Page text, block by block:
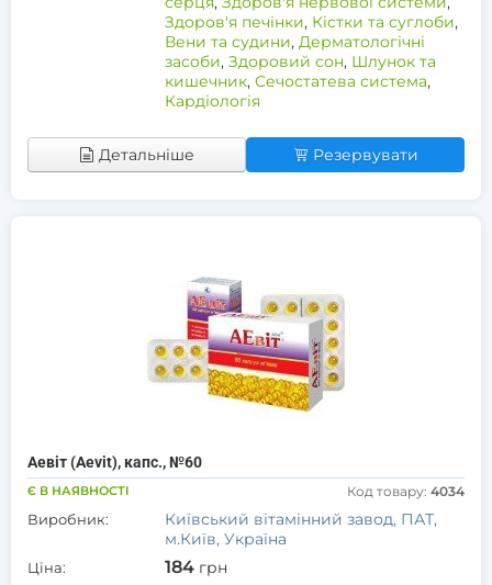
Здоров'я печінки, Кістки та суглоби,
Вени та судини, Дерматологічні
засоби, Здоровий сон, Шлунок та
кишечник, Сечостатева система,
Кардіологія
Детальніше Резервувати
Аевіт (Aevit), капс., №60
Є В НАЯВНОСТІ Код товару: 4034
Виробник:
Київський вітамінний завод, ПАТ,
м.Київ, Україна
Ціна: 184 грн